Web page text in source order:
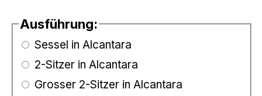
Ausführung:
Sessel in Alcantara
2-Sitzer in Alcantara
Grosser 2-Sitzer in Alcantara